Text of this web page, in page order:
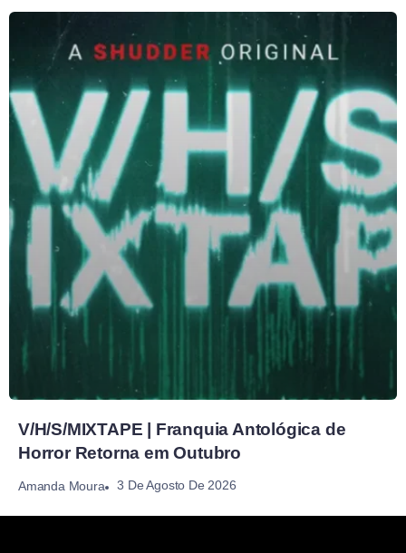
V/H/S/MIXTAPE | Franquia Antológica de
Horror Retorna em Outubro
Amanda Moura 3 De Agosto De 2026